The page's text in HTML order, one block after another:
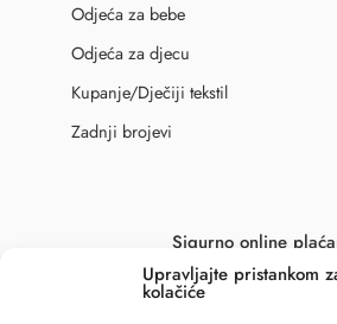
Upravljajte pristankom
kolačiće
Odjeća za bebe
Odjeća za djecu
Kupanje/Dječiji tekstil
Zadnji brojevi
Sigurno online